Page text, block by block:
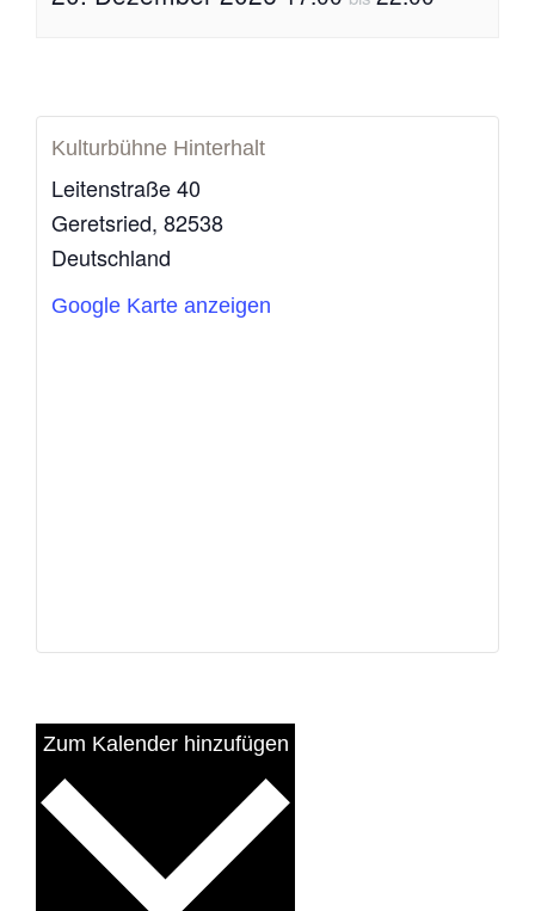
Kulturbühne Hinterhalt
Leitenstraße 40
Geretsried, 82538
Deutschland
Google Karte anzeigen